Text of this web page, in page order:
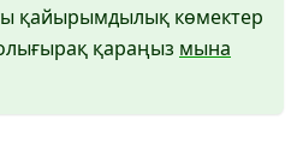
қайырымдылық көмектер
қараңыз мына